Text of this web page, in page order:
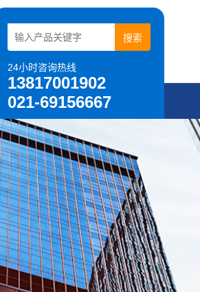
24小时咨询热线
13817001902
021-69156667